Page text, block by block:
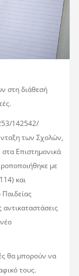
στη διάθεσή
142542/
των Σχολών,
Επιστημονικά
με
και
θα μπορούν να
τους.